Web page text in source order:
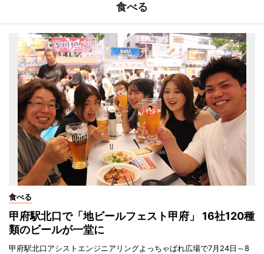
食べる
食べる
甲府駅北口で「地ビールフェスト甲府」 16社120種
類のビールが一堂に
甲府駅北口アシストエンジニアリングよっちゃばれ広場で7月24日～8